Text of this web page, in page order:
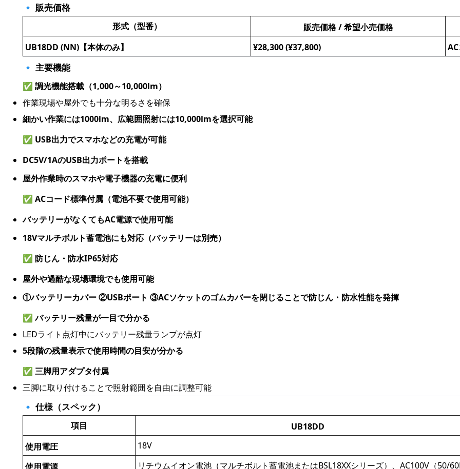
🔹 販売価格
形式（型番）
販売価格 / 希望小売価格
UB18DD (NN)【本体のみ】
¥28,300 (¥37,800)
🔹 主要機能
✅ 調光機能搭載（1,000～10,000lm）
作業現場や屋外でも十分な明るさを確保
細かい作業には1000lm、広範囲照射には10,000lmを選択可能
✅ USB出力でスマホなどの充電が可能
DC5V/1AのUSB出力ポートを搭載
屋外作業時のスマホや電子機器の充電に便利
✅ ACコード標準付属（電池不要で使用可能）
バッテリーがなくてもAC電源で使用可能
18Vマルチボルト蓄電池にも対応（バッテリーは別売）
✅ 防じん・防水IP65対応
屋外や過酷な現場環境でも使用可能
①バッテリーカバー ②USBポート ③ACソケットのゴムカバーを閉じることで防じん・防水性能を発揮
✅バッテリー残量が一目で分かる
LEDライト点灯中にバッテリー残量ランプが点灯
5段階の残量表示で使用時間の目安が分かる
✅ 三脚用アダプタ付属
三脚に取り付けることで照射範囲を自由に調整可能
🔹 仕様（スペック）
項目
UB18DD
使用電圧
18V
使用電源
リチウムイオン電池（マルチボルト蓄電池またはBSL18XXシリーズ）、AC100V（50/